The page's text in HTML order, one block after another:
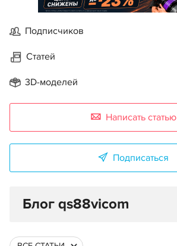
Подписчиков
Статей
3D-моделей
Написать статью
Подписаться
Блог qs88vicom